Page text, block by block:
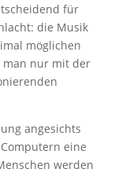
für
die Musik
möglichen
nur mit der
angesichts
eine
werden